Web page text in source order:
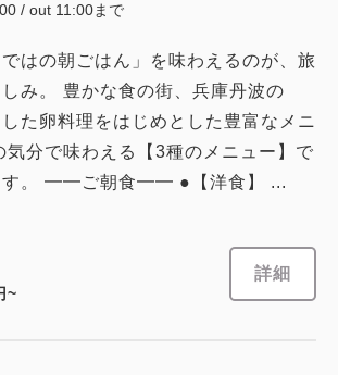
/ out 11:00まで
ではの朝ごはん」を味わえるのが、旅
み。 豊かな食の街、兵庫丹波の
した卵料理をはじめとした豊富なメニ
気分で味わえる【3種のメニュー】で
す。 ━━ご朝食━━ ●【洋食】 ...
~
詳細